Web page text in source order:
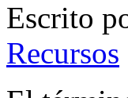
Escrito
Recursos